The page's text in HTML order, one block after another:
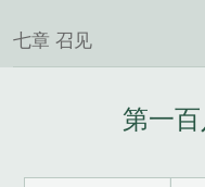
七章 召见
第一